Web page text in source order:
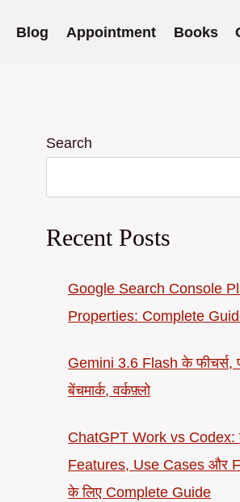
Blog Appointment Books
Search
Recent Posts
Google Search Console
Properties: Complete
Gemini 3.6 Flash के फीचर्स,
बेंचमार्क, वर्कफ़्लो
ChatGPT Work vs Codex:
Features, Use Cases और
के लिए Complete Guide